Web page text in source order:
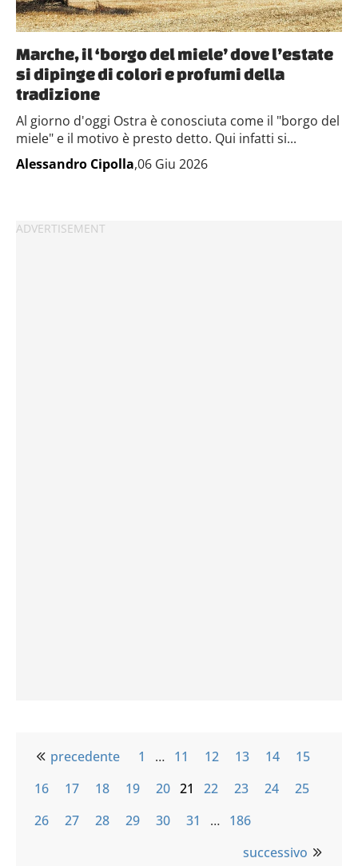
Marche, il ‘borgo del miele’ dove l’estate
si dipinge di colori e profumi della
tradizione
Al giorno d'oggi Ostra è conosciuta come il "borgo del
miele" e il motivo è presto detto. Qui infatti si...
Alessandro Cipolla,06 Giu 2026
precedente 1 … 11 12 13 14
15
16
17 18 19 20 21 22 23 24
25
26
27 28 29 30 31 … 186
successivo